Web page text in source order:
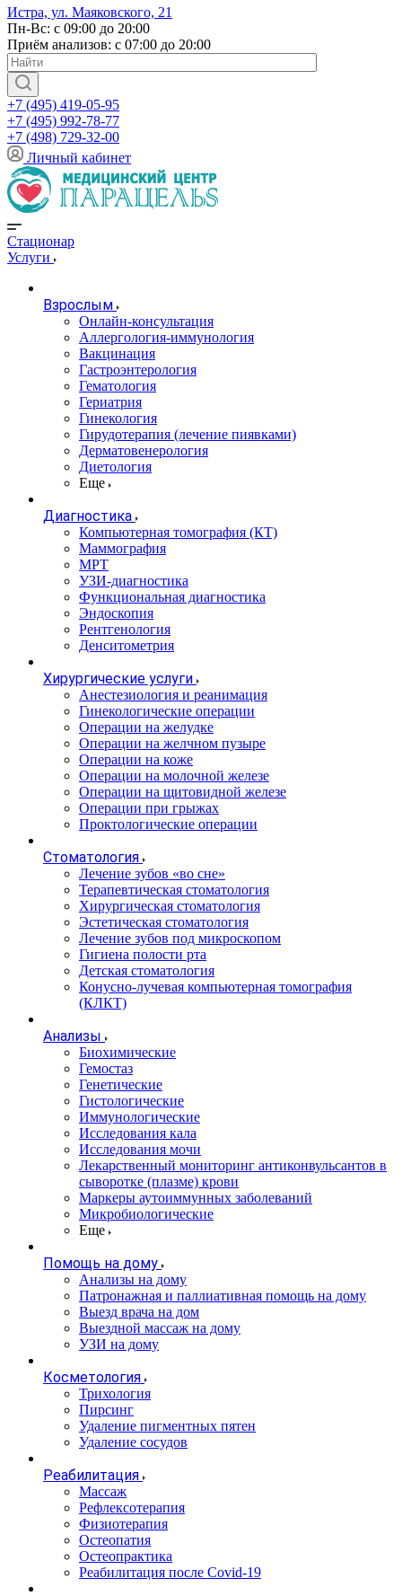
Истра, ул. Маяковского, 21
Пн-Вс: с 09:00 до 20:00
Приём анализов: с 07:00 до 20:00
+7 (495) 419-05-95
+7 (495) 992-78-77
+7 (498) 729-32-00
Личный кабинет
Стационар
Услуги
Взрослым
Онлайн-консультация
Аллергология-иммунология
Вакцинация
Гастроэнтерология
Гематология
Гериатрия
Гинекология
Гирудотерапия (лечение пиявками)
Дерматовенерология
Диетология
Еще
Диагностика
Компьютерная томография (КТ)
Маммография
МРТ
УЗИ-диагностика
Функциональная диагностика
Эндоскопия
Рентгенология
Денситометрия
Хирургические услуги
Анестезиология и реанимация
Гинекологические операции
Операции на желудке
Операции на желчном пузыре
Операции на коже
Операции на молочной железе
Операции на щитовидной железе
Операции при грыжах
Проктологические операции
Стоматология
Лечение зубов «во сне»
Терапевтическая стоматология
Хирургическая стоматология
Эстетическая стоматология
Лечение зубов под микроскопом
Гигиена полости рта
Детская стоматология
Конусно-лучевая компьютерная томография
(КЛКТ)
Анализы
Биохимические
Гемостаз
Генетические
Гистологические
Иммунологические
Исследования кала
Исследования мочи
Лекарственный мониторинг антиконвульсантов в
сыворотке (плазме) крови
Маркеры аутоиммунных заболеваний
Микробиологические
Еще
Помощь на дому
Анализы на дому
Патронажная и паллиативная помощь на дому
Выезд врача на дом
Выездной массаж на дому
УЗИ на дому
Косметология
Трихология
Пирсинг
Удаление пигментных пятен
Удаление сосудов
Реабилитация
Массаж
Рефлексотерапия
Физиотерапия
Остеопатия
Остеопрактика
Реабилитация после Covid-19